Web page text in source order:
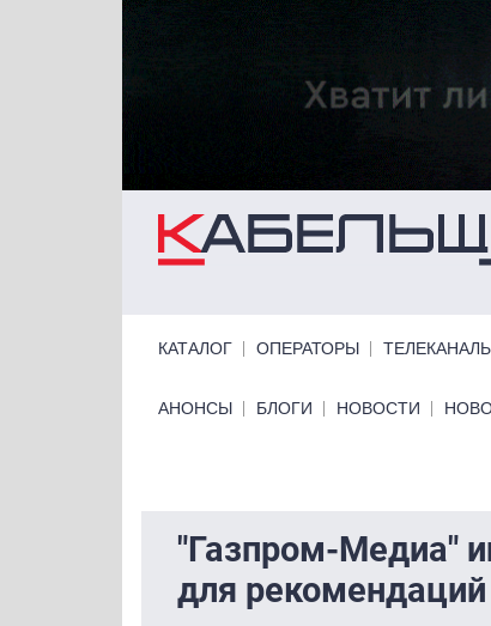
КАТАЛОГ ОПЕРАТОРЫ
Primary links bottom
АНОНСЫ БЛОГИ НОВОСТИ
"Газпром-Медиа"
для рекомендаций